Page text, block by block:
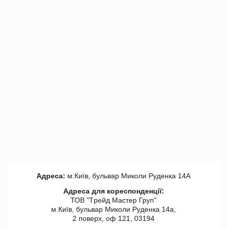
Адреса: м.Київ, бульвар Миколи Руденка 14А
Адреса для кореспонденції:
ТОВ "Tрейд Мастер Груп"
м.Київ, бульвар Миколи Руденка 14а,
2 поверх, оф 121, 03194